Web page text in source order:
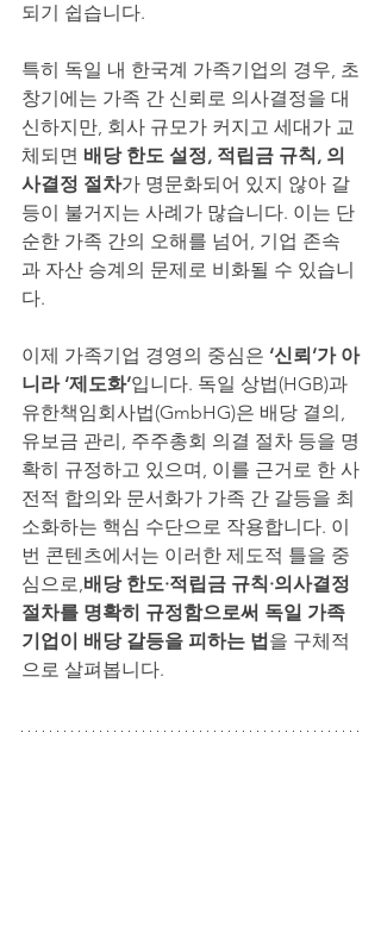
되기 쉽습니다.
특히 독일 내 한국계 가족기업의 경우, 초
창기에는 가족 간 신뢰로 의사결정을 대
신하지만, 회사 규모가 커지고 세대가 교
체되면 배당 한도 설정, 적립금 규칙, 의
사결정 절차가 명문화되어 있지 않아 갈
등이 불거지는 사례가 많습니다. 이는 단
순한 가족 간의 오해를 넘어, 기업 존속
과 자산 승계의 문제로 비화될 수 있습니
다.
이제 가족기업 경영의 중심은 ‘신뢰’가 아
니라 ‘제도화’입니다. 독일 상법(HGB)과
유한책임회사법(GmbHG)은 배당 결의,
유보금 관리, 주주총회 의결 절차 등을 명
확히 규정하고 있으며, 이를 근거로 한 사
전적 합의와 문서화가 가족 간 갈등을 최
소화하는 핵심 수단으로 작용합니다. 이
번 콘텐츠에서는 이러한 제도적 틀을 중
심으로,배당 한도·적립금 규칙·의사결정
절차를 명확히 규정함으로써 독일 가족
기업이 배당 갈등을 피하는 법을 구체적
으로 살펴봅니다.